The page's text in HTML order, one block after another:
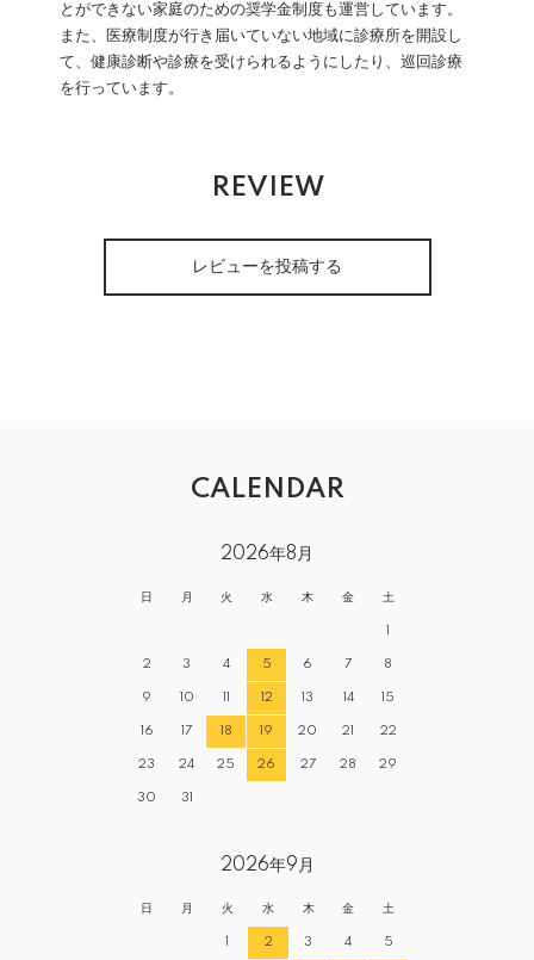
とができない家庭のための奨学金制度も運営しています。
また、医療制度が行き届いていない地域に診療所を開設し
て、健康診断や診療を受けられるようにしたり、巡回診療
を行っています。
REVIEW
レビューを投稿する
CALENDAR
2026年8月
日 月 火 水 木 金 土
1
2 3 4 5 6 7 8
9 10 11 12 13 14 15
16 17 18 19 20 21 22
23 24 25 26 27 28 29
30 31
2026年9月
日 月 火 水 木 金 土
1 2 3 4 5